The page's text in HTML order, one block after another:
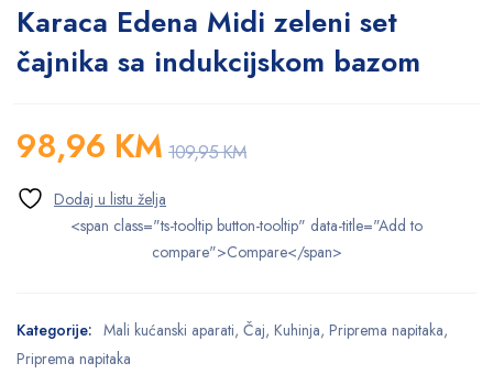
Karaca Edena Midi zeleni set
čajnika sa indukcijskom bazom
109,95KM
98,96 KM
<span class="ts-tooltip button-tooltip" data-title="Add to
compare">Compare</span>
Kategorije: Mali kućanski aparati, Čaj, Kuhinja, Priprema napitaka,
Priprema napitaka